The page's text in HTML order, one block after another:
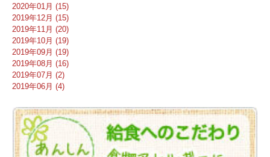
2020年01月 (15)
2019年12月 (15)
2019年11月 (20)
2019年10月 (19)
2019年09月 (19)
2019年08月 (16)
2019年07月 (2)
2019年06月 (4)